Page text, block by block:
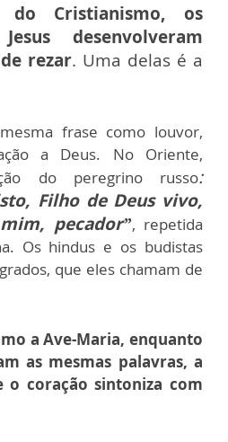
Cristianismo, os
desenvolveram
rezar. Uma delas é a
frase como louvor,
a Deus. No Oriente,
do peregrino russo:
Filho de Deus vivo,
pecador”, repetida
Os hindus e os budistas
que eles chamam de
a Ave-Maria, enquanto
as mesmas palavras, a
o coração sintoniza com